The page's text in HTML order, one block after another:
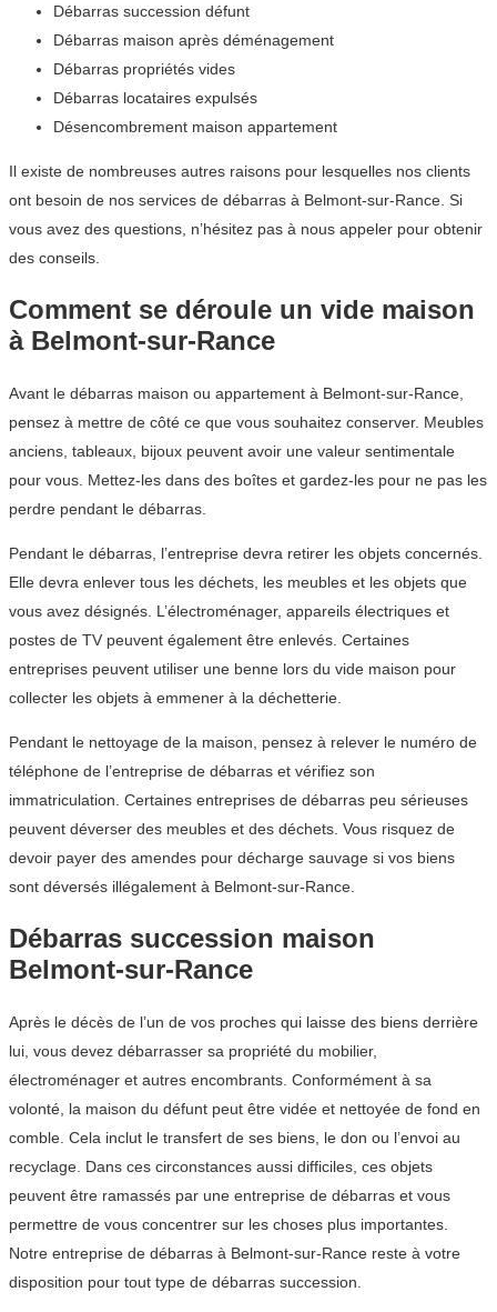
Débarras succession défunt
Débarras maison après déménagement
Débarras propriétés vides
Débarras locataires expulsés
Désencombrement maison appartement
Il existe de nombreuses autres raisons pour lesquelles nos clients
ont besoin de nos services de débarras à Belmont-sur-Rance. Si
vous avez des questions, n’hésitez pas à nous appeler pour obtenir
des conseils.
Comment se déroule un vide maison
à Belmont-sur-Rance
Avant le débarras maison ou appartement à Belmont-sur-Rance,
pensez à mettre de côté ce que vous souhaitez conserver. Meubles
anciens, tableaux, bijoux peuvent avoir une valeur sentimentale
pour vous. Mettez-les dans des boîtes et gardez-les pour ne pas les
perdre pendant le débarras.
Pendant le débarras, l’entreprise devra retirer les objets concernés.
Elle devra enlever tous les déchets, les meubles et les objets que
vous avez désignés. L’électroménager, appareils électriques et
postes de TV peuvent également être enlevés. Certaines
entreprises peuvent utiliser une benne lors du vide maison pour
collecter les objets à emmener à la déchetterie.
Pendant le nettoyage de la maison, pensez à relever le numéro de
téléphone de l’entreprise de débarras et vérifiez son
immatriculation. Certaines entreprises de débarras peu sérieuses
peuvent déverser des meubles et des déchets. Vous risquez de
devoir payer des amendes pour décharge sauvage si vos biens
sont déversés illégalement à Belmont-sur-Rance.
Débarras succession maison
Belmont-sur-Rance
Après le décès de l’un de vos proches qui laisse des biens derrière
lui, vous devez débarrasser sa propriété du mobilier,
électroménager et autres encombrants. Conformément à sa
volonté, la maison du défunt peut être vidée et nettoyée de fond en
comble. Cela inclut le transfert de ses biens, le don ou l’envoi au
recyclage. Dans ces circonstances aussi difficiles, ces objets
peuvent être ramassés par une entreprise de débarras et vous
permettre de vous concentrer sur les choses plus importantes.
Notre entreprise de débarras à Belmont-sur-Rance reste à votre
disposition pour tout type de débarras succession.